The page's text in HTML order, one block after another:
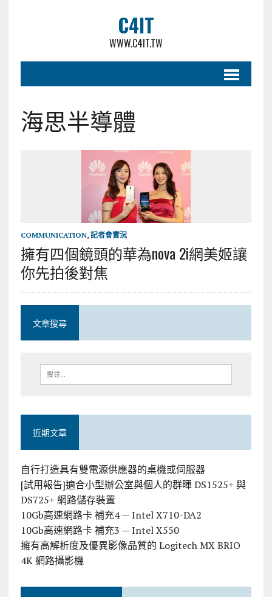
C4IT
WWW.C4IT.TW
海思半導體
COMMUNICATION, 記者會實況
擁有四個鏡頭的華為nova 2i網美姬讓
你先拍後對焦
文章搜尋
近期文章
自行打造具有雙電源供應器的桌機或伺服器
[試用報告]適合小型辦公室與個人的群暉 DS1525+ 與
DS725+ 網路儲存裝置
10Gb高速網路卡 補充4 — Intel X710-DA2
10Gb高速網路卡 補充3 — Intel X550
擁有高解析度及優異影像品質的 Logitech MX BRIO
4K 網路攝影機